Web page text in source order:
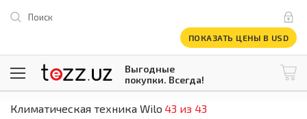
Поиск
ПОКАЗАТЬ ЦЕНЫ В USD
Выгодные
покупки. Всегда!
1 USD = 12 296.16 сум\ @tezzuz
Климатическая техника Wilo 43 из 43